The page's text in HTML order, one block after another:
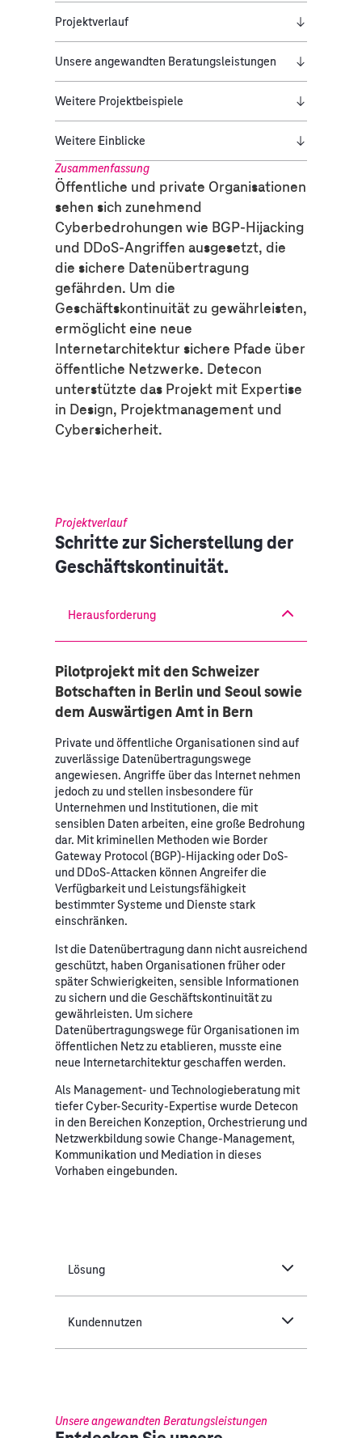
Zusammenfassung
Öffentliche und private Organisationen
sehen sich zunehmend
Cyberbedrohungen wie BGP-Hijacking
und DDoS-Angriffen ausgesetzt, die
die sichere Datenübertragung
gefährden. Um die
Geschäftskontinuität zu gewährleisten,
ermöglicht eine neue
Internetarchitektur sichere Pfade über
öffentliche Netzwerke. Detecon
unterstützte das Projekt mit Expertise
in Design, Projektmanagement und
Cybersicherheit.
Projektverlauf
Unsere angewandten Beratungsleistungen
Weitere Projektbeispiele
Weitere Einblicke
Projektverlauf
Schritte zur Sicherstellung der
Geschäftskontinuität.
Herausforderung
Pilotprojekt mit den Schweizer
Botschaften in Berlin und Seoul sowie
dem Auswärtigen Amt in Bern
Private und öffentliche Organisationen sind auf
zuverlässige Datenübertragungswege
angewiesen. Angriffe über das Internet nehmen
jedoch zu und stellen insbesondere für
Unternehmen und Institutionen, die mit
sensiblen Daten arbeiten, eine große Bedrohung
dar. Mit kriminellen Methoden wie Border
Gateway Protocol (BGP)-Hijacking oder DoS-
und DDoS-Attacken können Angreifer die
Verfügbarkeit und Leistungsfähigkeit
bestimmter Systeme und Dienste stark
einschränken.
Ist die Datenübertragung dann nicht ausreichend
geschützt, haben Organisationen früher oder
später Schwierigkeiten, sensible Informationen
zu sichern und die Geschäftskontinuität zu
gewährleisten. Um sichere
Datenübertragungswege für Organisationen im
öffentlichen Netz zu etablieren, musste eine
neue Internetarchitektur geschaffen werden.
Als Management- und Technologieberatung mit
tiefer Cyber-Security-Expertise wurde Detecon
in den Bereichen Konzeption, Orchestrierung und
Netzwerkbildung sowie Change-Management,
Kommunikation und Mediation in dieses
Vorhaben eingebunden.
Lösung
Kundennutzen
Unsere angewandten Beratungsleistungen